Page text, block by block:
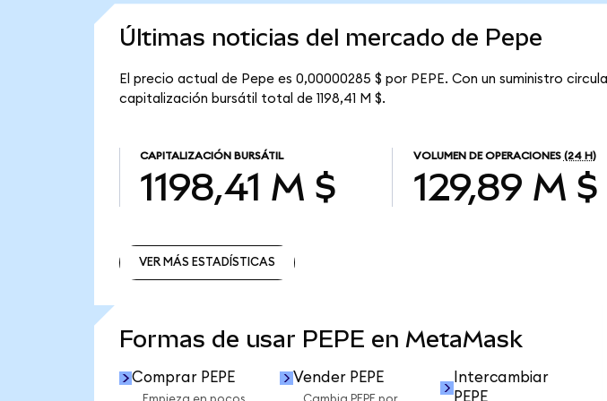
Últimas noticias del mercado de Pepe
El precio actual de Pepe es 0,00000285 $ por PEPE. Con un suministro
capitalización bursátil total de 1198,41 M $.
CAPITALIZACIÓN BURSÁTIL
1198,41 M $
VOLUMEN DE OPERACIONES (24 H)
129,89 M $
VER MÁS ESTADÍSTICAS
Formas de usar PEPE en MetaMask
Comprar PEPE Vender PEPE
Intercambiar
PEPE